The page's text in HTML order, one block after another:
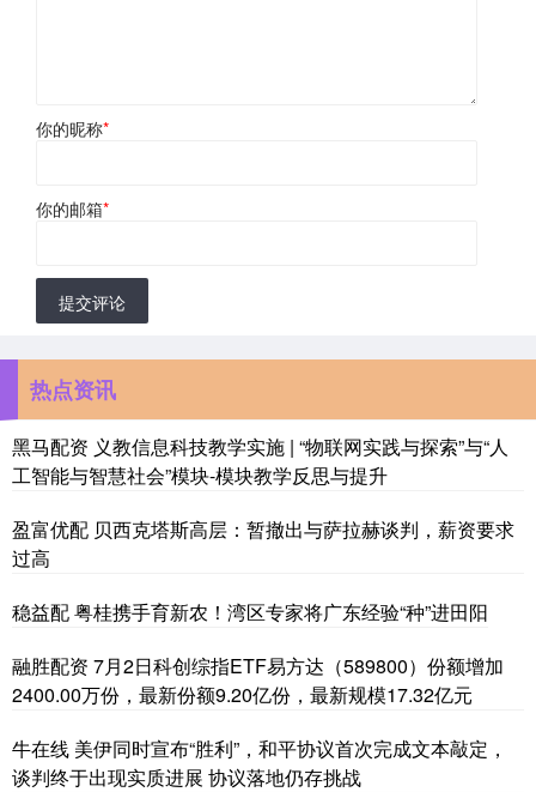
你的昵称*
你的邮箱*
提交评论
热点资讯
黑马配资 义教信息科技教学实施 | “物联网实践与探索”与“人
工智能与智慧社会”模块-模块教学反思与提升
盈富优配 贝西克塔斯高层：暂撤出与萨拉赫谈判，薪资要求
过高
稳益配 粤桂携手育新农！湾区专家将广东经验“种”进田阳
融胜配资 7月2日科创综指ETF易方达（589800）份额增加
2400.00万份，最新份额9.20亿份，最新规模17.32亿元
牛在线 美伊同时宣布“胜利”，和平协议首次完成文本敲定，
谈判终于出现实质进展 协议落地仍存挑战